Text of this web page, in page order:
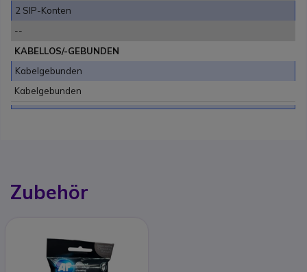
2 SIP-Konten
--
KABELLOS/-GEBUNDEN
Kabelgebunden
Kabelgebunden
Zubehör